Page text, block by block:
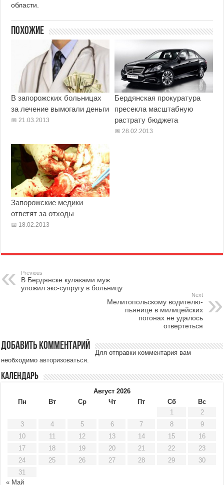
области.
Похожие
В запорожских больницах
за лечение вымогали деньги
21.03.2013
Бердянская прокуратура
пресекла масштабную
растрату бюджета
28.02.2013
Запорожские медики
ответят за отходы
18.02.2013
Previous
В Бердянске кулаками муж
уложил экс-супругу в больницу
Next
Мелитопольскому водителю-
пьянице в милицейских
погонах не удалось
отвертеться
Добавить комментарий
Для отправки комментария вам
необходимоавторизоваться
Календарь
Август 2026
Пн
Вт Ср Чт Пт Сб
Вс
1
2
3
4 5 6 7 8
9
10
11 12 13 14 15
16
17
18 19 20 21 22
23
24
25 26 27 28 29
30
31
« Май